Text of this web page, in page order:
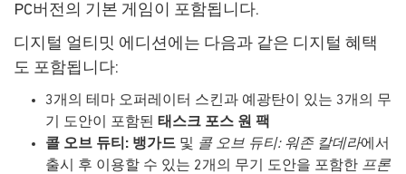
PC버전의 기본 게임이 포함됩니다.
디지털 얼티밋 에디션에는 다음과 같은 디지털 혜택
도 포함됩니다:
3개의 테마 오퍼레이터 스킨과 예광탄이 있는 3개의 무
기 도안이 포함된 태스크 포스 원 팩
콜 오브 듀티: 뱅가드 및 콜 오브 듀티: 워존 칼데라에서
출시 후 이용할 수 있는 2개의 무기 도안을 포함한 프론